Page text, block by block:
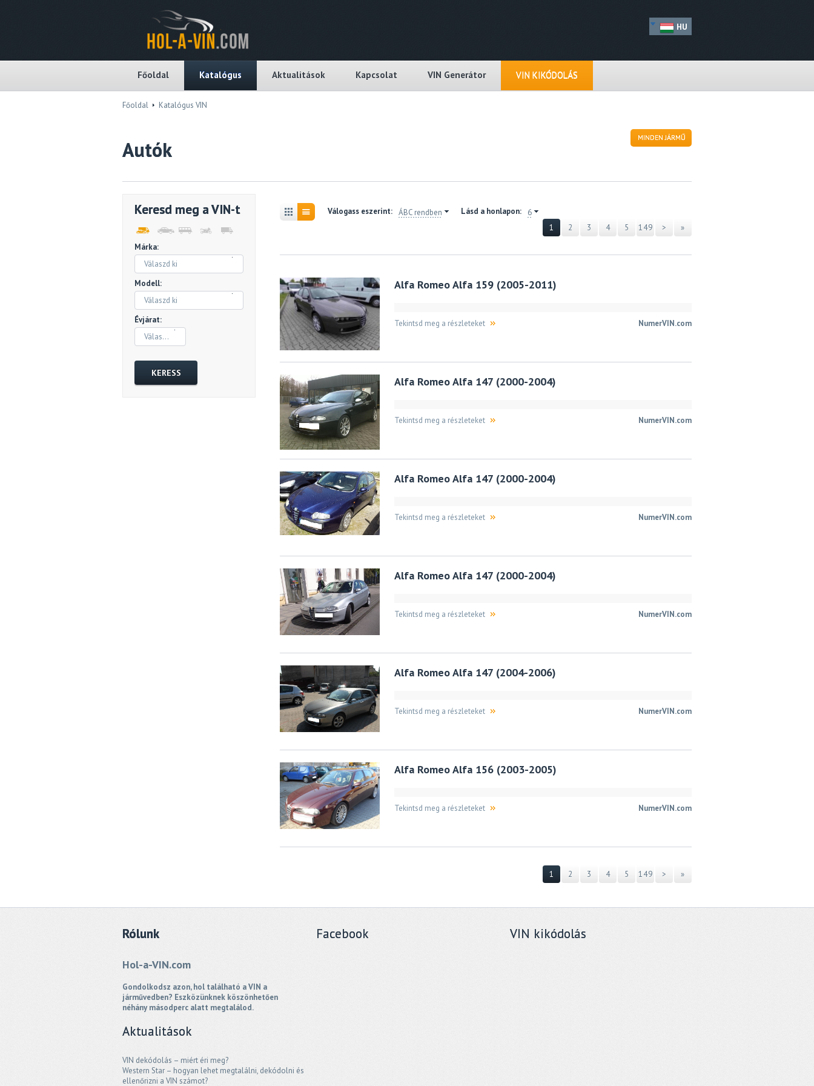
HU
Főoldal Katalógus Aktualitások Kapcsolat VIN Generátor VIN KIKÓDOLÁS
Főoldal Katalógus VIN
MINDEN JÁRMŰ
Autók
Keresd meg a VIN-t
Márka:
Válaszd ki
Modell:
Válaszd ki
Évjárat:
Válaszd ki
Válogass eszerint: ÁBC rendben Lásd a honlapon:
6
1
2 3 4 5 149 > »
Alfa Romeo Alfa 159 (2005-2011)
NumerVIN.com
Tekintsd meg a részleteket
Alfa Romeo Alfa 147 (2000-2004)
NumerVIN.com
Tekintsd meg a részleteket
Alfa Romeo Alfa 147 (2000-2004)
NumerVIN.com
Tekintsd meg a részleteket
Alfa Romeo Alfa 147 (2000-2004)
NumerVIN.com
Tekintsd meg a részleteket
Alfa Romeo Alfa 147 (2004-2006)
NumerVIN.com
Tekintsd meg a részleteket
Alfa Romeo Alfa 156 (2003-2005)
NumerVIN.com
Tekintsd meg a részleteket
1 2 3 4 5 149 > »
Rólunk
Hol-a-VIN.com
Gondolkodsz azon, hol található a VIN a
járművedben? Eszközünknek köszönhetően
néhány másodperc alatt megtalálod.
Aktualitások
VIN dekódolás – miért éri meg?
Western Star – hogyan lehet megtalálni, dekódolni és
ellenőrizni a VIN számot?
Facebook VIN kikódolás